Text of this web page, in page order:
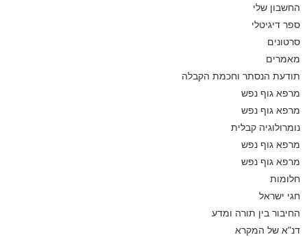
החשבון שלי
ספר דיגיטלי
סרטונים
מאמרים
תודעת הנסתר וחכמת הקבלה
מרפא גוף נפש
מרפא גוף נפש
נומרולוגיה קבלית
מרפא גוף נפש
מרפא גוף נפש
חלומות
חגי ישראל
החיבור בין תורה ומדע
דנ”א של המקרא